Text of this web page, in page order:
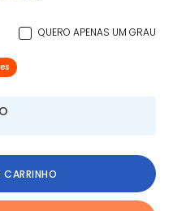
QUERO APENAS UM GRAU